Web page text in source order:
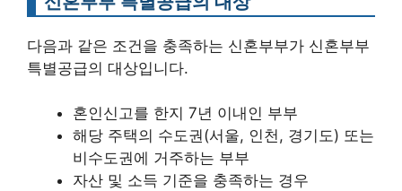
다음과 같은 조건을 충족하는 신혼부부가 신혼부부
특별공급의 대상입니다.
혼인신고를 한지 7년 이내인 부부
해당 주택의 수도권(서울, 인천, 경기도) 또는
비수도권에 거주하는 부부
자산 및 소득 기준을 충족하는 경우